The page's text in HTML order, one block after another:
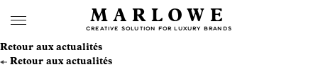
MARLOWE
CREATIVE SOLUTION FOR LUXURY BRANDS
Retour aux actualités
Retour aux actualités